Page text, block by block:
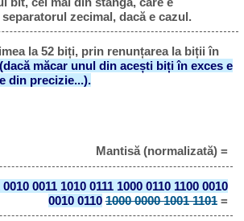
zecimal, dacă e cazul.
la 52 biți, prin renunțarea la biții în
(dacă măcar unul din acești biți în exces e
din precizie...).
Mantisă (normalizată) =
0011 1010 0111 1000 0110 1100 0010
0010 0110 1000 0000 1001 1101=